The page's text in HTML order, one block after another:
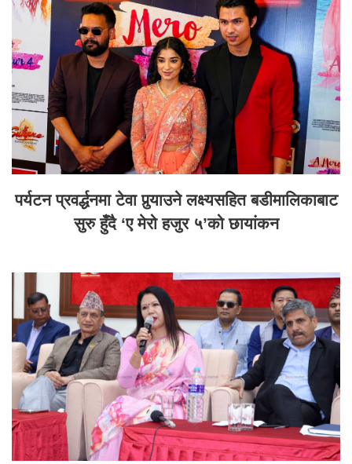
पर्यटन प्रवर्द्धनमा टेवा पुर्‍याउने लक्ष्यसहित बडीमालिकाबाट
सुरु हुँदै ‘ए मेरो हजुर ५’को छायांकन